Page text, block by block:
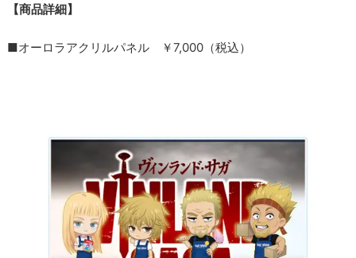
【商品詳細】
■オーロラアクリルパネル ￥7,000（税込）